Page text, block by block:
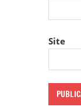
Site